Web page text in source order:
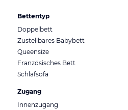
Bettentyp
Doppelbett
Zustellbares Babybett
Queensize
Französisches Bett
Schlafsofa
Zugang
Innenzugang